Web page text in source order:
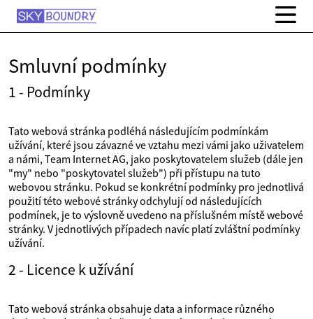
Smluvní podmínky
1 - Podmínky
Tato webová stránka podléhá následujícím podmínkám
užívání, které jsou závazné ve vztahu mezi vámi jako uživatelem
a námi, Team Internet AG, jako poskytovatelem služeb (dále jen
"my" nebo "poskytovatel služeb") při přístupu na tuto
webovou stránku. Pokud se konkrétní podmínky pro jednotlivá
použití této webové stránky odchylují od následujících
podmínek, je to výslovně uvedeno na příslušném místě webové
stránky. V jednotlivých případech navíc platí zvláštní podmínky
užívání.
2 - Licence k užívání
Tato webová stránka obsahuje data a informace různého